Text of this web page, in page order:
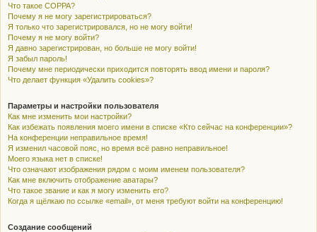
Что такое COPPA?
Почему я не могу зарегистрироваться?
Я только что зарегистрировался, но не могу войти!
Почему я не могу войти?
Я давно зарегистрирован, но больше не могу войти!
Я забыл пароль!
Почему мне периодически приходится повторять ввод имени и пароля?
Что делает функция «Удалить cookies»?
Параметры и настройки пользователя
Как мне изменить мои настройки?
Как избежать появления моего имени в списке «Кто сейчас на конференции»?
На конференции неправильное время!
Я изменил часовой пояс, но время всё равно неправильное!
Моего языка нет в списке!
Что означают изображения рядом с моим именем пользователя?
Как мне включить отображение аватары?
Что такое звание и как я могу изменить его?
Когда я щёлкаю по ссылке «email», от меня требуют войти на конференцию!
Создание сообщений